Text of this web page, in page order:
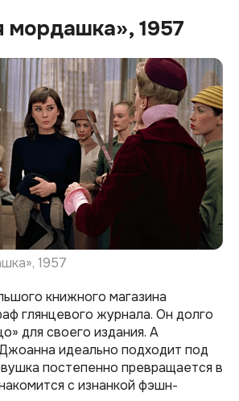
мордашка», 1957
1957
книжного магазина
глянцевого журнала. Он долго
для своего издания. А
идеально подходит под
постепенно превращается в
с изнанкой фэшн-